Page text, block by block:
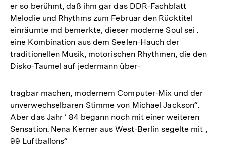
er so berühmt, daß ihm gar das DDR-Fachblatt
Melodie und Rhythms zum Februar den Rücktitel
einräumte md bemerkte, dieser moderne Soul sei .
eine Kombination aus dem Seelen-Hauch der
traditionellen Musik, motorischen Rhythmen, die den
Disko-Taumel auf jedermann über-
tragbar machen, modernem Computer-Mix und der
unverwechselbaren Stimme von Michael Jackson“.
Aber das Jahr ‘ 84 begann noch mit einer weiteren
Sensation. Nena Kerner aus West-Berlin segelte mit ,
99 Luftballons“